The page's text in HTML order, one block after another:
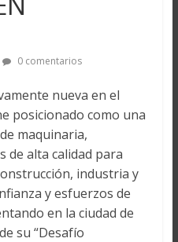
0 comentarios
nueva en el
posicionado como una
maquinaria,
de alta calidad para
industria y
y esfuerzos de
en la ciudad de
su “Desafío